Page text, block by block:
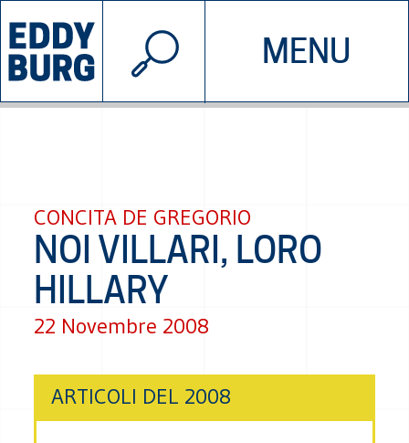
MENU
INIZIATIVE CHI SIAMO
© 2026 EDDYBURG
CONCITA DE GREGORIO
NOI VILLARI, LORO
HILLARY
22 Novembre 2008
ARTICOLI DEL 2008